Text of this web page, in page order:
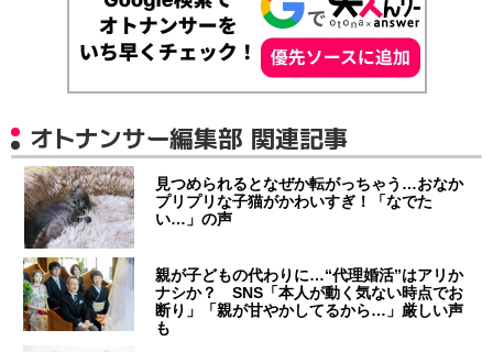
オトナンサー編集部 関連記事
見つめられるとなぜか転がっちゃう…おなか
プリプリな子猫がかわいすぎ！「なでた
い…」の声
親が子どもの代わりに…“代理婚活”はアリか
ナシか？ SNS「本人が動く気ない時点でお
断り」「親が甘やかしてるから…」厳しい声
も